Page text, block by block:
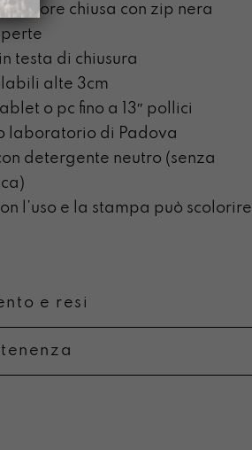
chiusa con zip nera
testa di chiusura
alte 3cm
o pc fino a 13″ pollici
laboratorio di Padova
detergente neutro (senza
l’uso e la stampa può scolorire
e resi